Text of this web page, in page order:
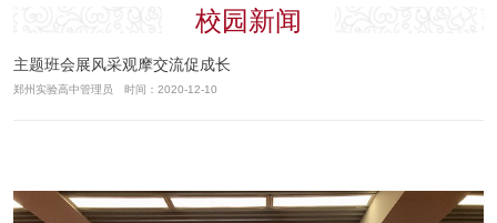
校园新闻
主题班会展风采观摩交流促成长
郑州实验高中管理员 时间：2020-12-10